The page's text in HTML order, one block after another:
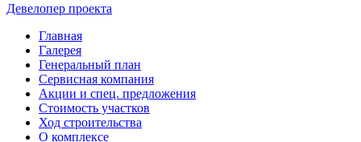
Девелопер проекта
Главная
Галерея
Генеральный план
Сервисная компания
Акции и спец. предложения
Стоимость участков
Ход строительства
О комплексе